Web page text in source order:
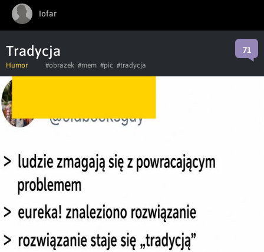
Iofar
Tradycja 71
Humor #obrazek #mem #pic #tradycja